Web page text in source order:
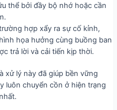
thể bởi đầy bộ nhớ hoặc cần
hợp xẩy ra sự cố kỉnh,
họa hưởng cùng buồng ban
trả lời và cải tiến kịp thời.
xử lý này đã giúp bền vững
luôn chuyển cồn ở hiện trạng